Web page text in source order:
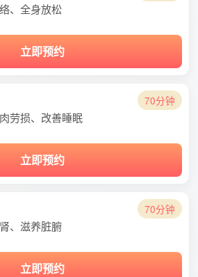
、全身放松
立即预约
70分钟
劳损、改善睡眠
立即预约
70分钟
、滋养脏腑
立即预约